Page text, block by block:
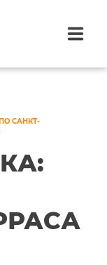
САНКТ-